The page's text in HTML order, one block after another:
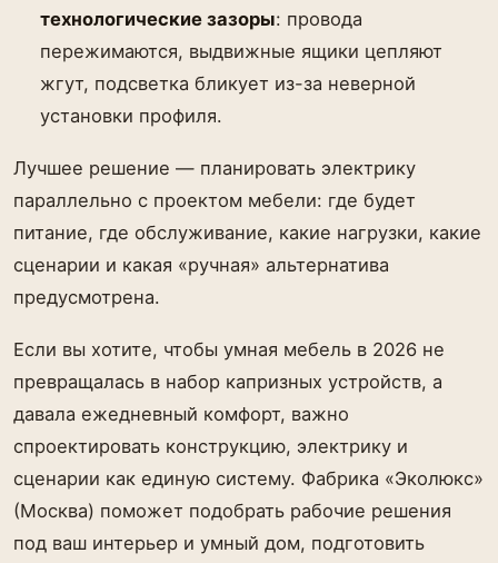
технологические зазоры: провода
пережимаются, выдвижные ящики цепляют
жгут, подсветка бликует из-за неверной
установки профиля.
Лучшее решение — планировать электрику
параллельно с проектом мебели: где будет
питание, где обслуживание, какие нагрузки, какие
сценарии и какая «ручная» альтернатива
предусмотрена.
Если вы хотите, чтобы умная мебель в 2026 не
превращалась в набор капризных устройств, а
давала ежедневный комфорт, важно
спроектировать конструкцию, электрику и
сценарии как единую систему. Фабрика «Эколюкс»
(Москва) поможет подобрать рабочие решения
под ваш интерьер и умный дом, подготовить